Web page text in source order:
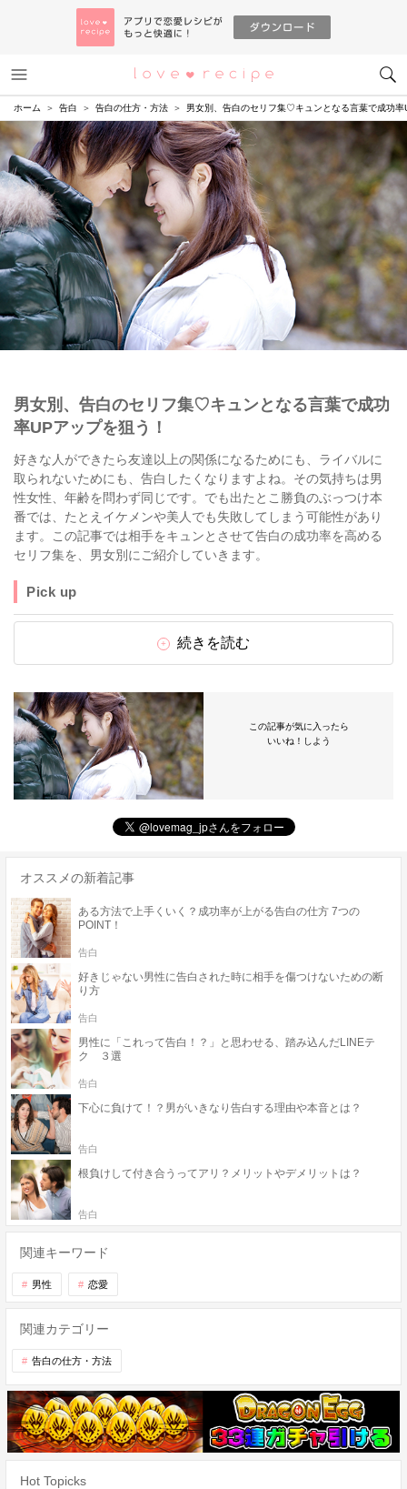
恋愛レシピ
ホーム 告白 告白の仕方・方法 男女別、告白のセリフ集♡キュンとなる言葉で成功率
男女別、告白のセリフ集♡キュンとなる言葉で成功
率UPアップを狙う！
好きな人ができたら友達以上の関係になるためにも、ライバルに
取られないためにも、告白したくなりますよね。その気持ちは男
性女性、年齢を問わず同じです。でも出たとこ勝負のぶっつけ本
番では、たとえイケメンや美人でも失敗してしまう可能性があり
ます。この記事では相手をキュンとさせて告白の成功率を高める
セリフ集を、男女別にご紹介していきます。
Pick up
続きを読む
この記事が気に入ったら
いいね！しよう
オススメの新着記事
ある方法で上手くいく？成功率が上がる告白の仕方 7つの
POINT！
告白
好きじゃない男性に告白された時に相手を傷つけないための断
り方
告白
男性に「これって告白！？」と思わせる、踏み込んだLINEテ
ク ３選
告白
下心に負けて！？男がいきなり告白する理由や本音とは？
告白
根負けして付き合うってアリ？メリットやデメリットは？
告白
関連キーワード
男性 恋愛
関連カテゴリー
告白の仕方・方法
Hot Topicks